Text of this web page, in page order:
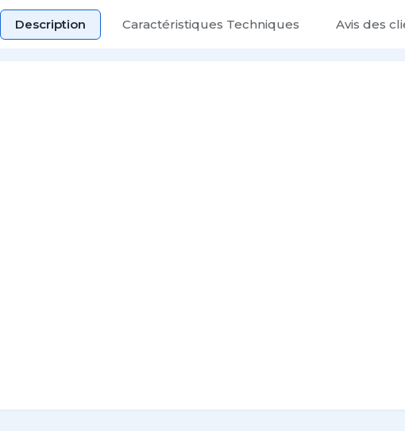
Description Caractéristiques Techniques Avis des
et des avertissements.